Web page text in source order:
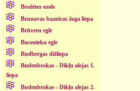
Brožēnu ozols
Brunavas baznīcas žoga liepa
Brūveru egle
Bucenieku egle
Budbergas dižliepa
Budenbrokas - Dikļu alejas 1.
liepa
Budenbrokas - Dikļu alejas 2.